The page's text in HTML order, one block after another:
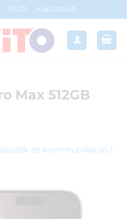
ÁSZF Kapcsolat
Max 512GB
és kommunikáció /